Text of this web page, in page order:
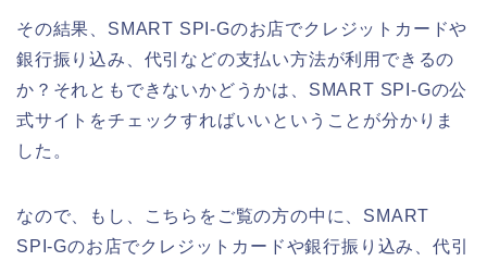
その結果、SMART SPI-Gのお店でクレジットカードや
銀行振り込み、代引などの支払い方法が利用できるの
か？それともできないかどうかは、SMART SPI-Gの公
式サイトをチェックすればいいということが分かりま
した。
なので、もし、こちらをご覧の方の中に、SMART
SPI-Gのお店でクレジットカードや銀行振り込み、代引